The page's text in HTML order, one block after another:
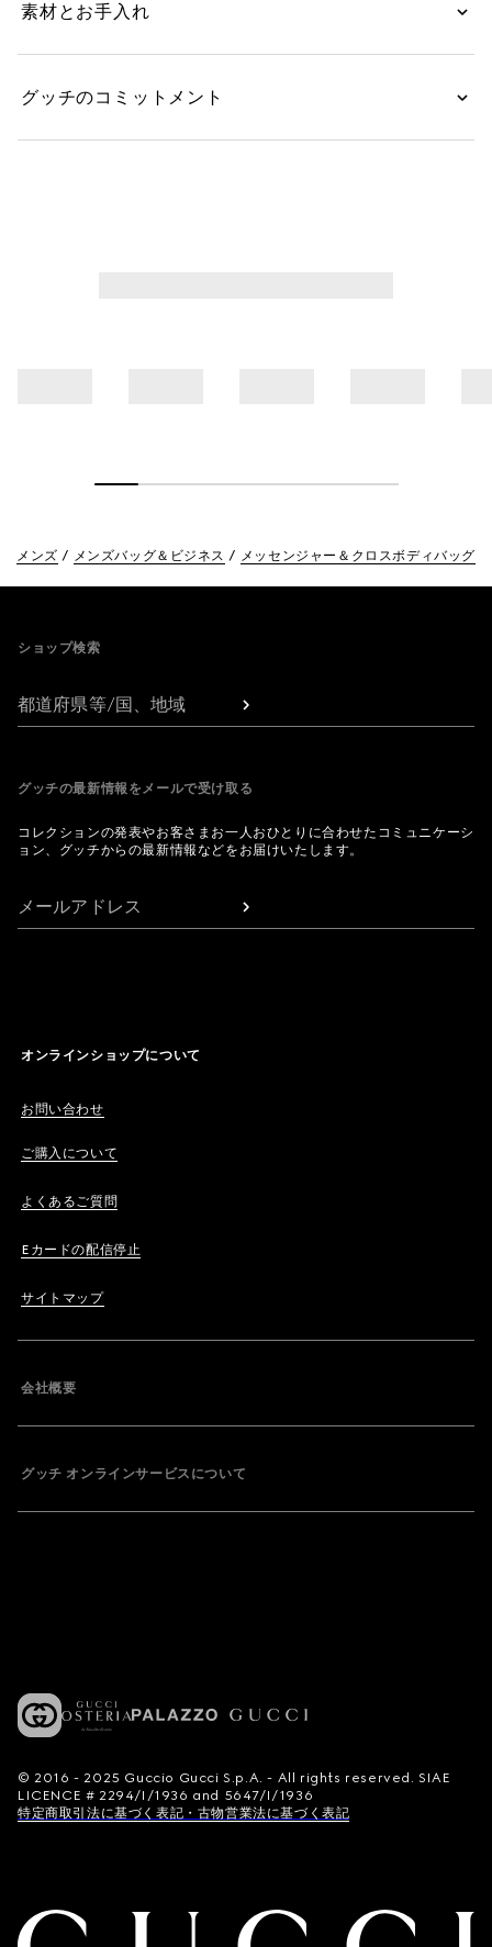
しています。
素材とお手入れ
グッチのコミットメント
メンズ メンズバッグ＆ビジネス メッセンジャー＆クロスボディバッグ
ショップ検索
都道府県等/国、地域
グッチの最新情報をメールで受け取る
コレクションの発表やお客さまお一人おひとりに合わせたコミュニケーシ
ョン、グッチからの最新情報などをお届けいたします。
メールアドレス
オンラインショップについて
お問い合わせ
ご購入について
よくあるご質問
Eカードの配信停止
サイトマップ
会社概要
グッチ オンラインサービスについて
© 2016 - 2025 Guccio Gucci S.p.A. - All rights reserved. SIAE
LICENCE # 2294/I/1936 and 5647/I/1936
特定商取引法に基づく表記・古物営業法に基づく表記